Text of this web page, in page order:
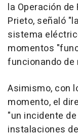
la Operación
Prieto, señaló
sistema
momentos
funcionando de
Asimismo, con
momento, el
"un incidente
instalaciones